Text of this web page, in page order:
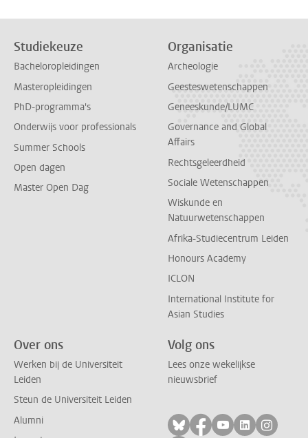
Studiekeuze
Bacheloropleidingen
Masteropleidingen
PhD-programma's
Onderwijs voor professionals
Summer Schools
Open dagen
Master Open Dag
Organisatie
Archeologie
Geesteswetenschappen
Geneeskunde/LUMC
Governance and Global
Affairs
Rechtsgeleerdheid
Sociale Wetenschappen
Wiskunde en
Natuurwetenschappen
Afrika-Studiecentrum Leiden
Honours Academy
ICLON
International Institute for
Asian Studies
Over ons
Werken bij de Universiteit
Leiden
Steun de Universiteit Leiden
Alumni
Volg ons
Lees onze wekelijkse
nieuwsbrief
Volg ons op bluesky
Volg ons op
Volg ons op
Volg ons
Volg